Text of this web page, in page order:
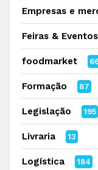
Empresas e
Feiras & Eventos
foodmarket
Formação 87
Legislação 195
Livraria 13
Logística 184